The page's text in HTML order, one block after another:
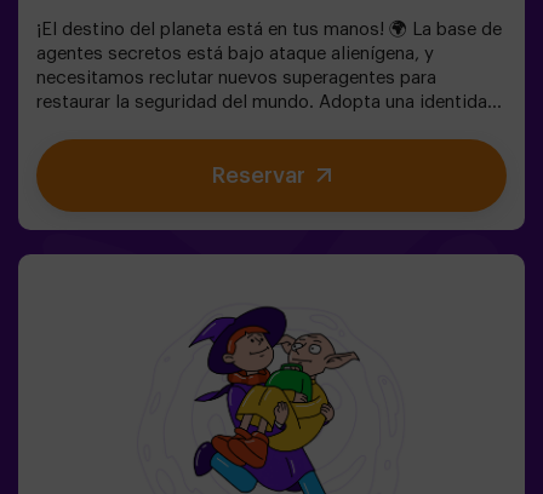
¡El destino del planeta está en tus manos! 🌍 La base de
agentes secretos está bajo ataque alienígena, y
necesitamos reclutar nuevos superagentes para
restaurar la seguridad del mundo. Adopta una identidad
equipo excepcional, preparado para enfrentar cualquier
amenaza. 💪 ¡Cada segundo cuenta! ¿Te atreves a
aceptar la misión? 🎯 El juego está diseñado
un entrenamiento de super agentes. Incluye juego de
Lasers. El juego se juega en oscuridad con luces led.
Las gincanas son una serie de juegos físicos en equipo
coordinadas por un monitor.
Reservar